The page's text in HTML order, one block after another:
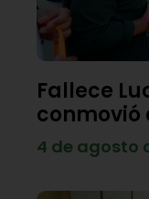
Fallece
conmovió
4 de agosto